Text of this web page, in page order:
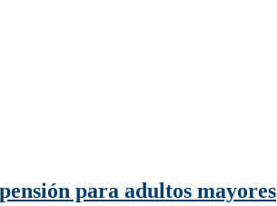
para adultos mayores